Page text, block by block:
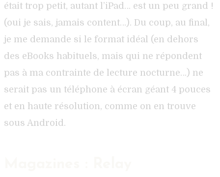
était trop petit, autant l’iPad… est un peu grand !
(oui je sais, jamais content…). Du coup, au final,
je me demande si le format idéal (en dehors
des eBooks habituels, mais qui ne répondent
pas à ma contrainte de lecture nocturne…) ne
serait pas un téléphone à écran géant 4 pouces
et en haute résolution, comme on en trouve
sous Android.